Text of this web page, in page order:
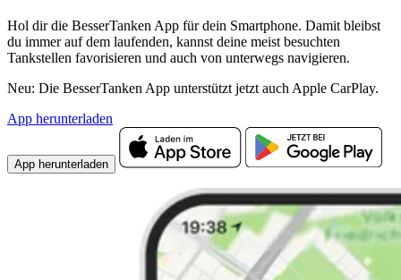
Hol dir die BesserTanken App für dein Smartphone. Damit bleibst
du immer auf dem laufenden, kannst deine meist besuchten
Tankstellen favorisieren und auch von unterwegs navigieren.
Neu: Die BesserTanken App unterstützt jetzt auch Apple CarPlay.
App herunterladen
App herunterladen